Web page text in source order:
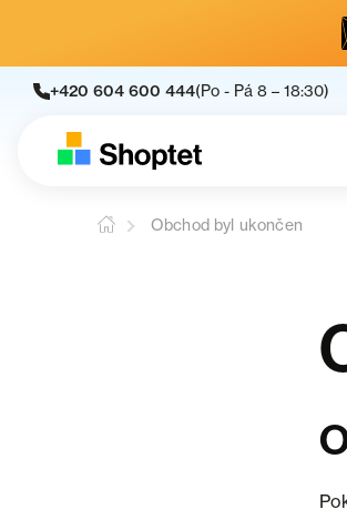
+420 604 600 444(Po - Pá 8 – 18:30)
Obchod byl ukončen